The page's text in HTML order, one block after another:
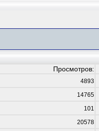
Просмотров:
4893
14765
101
20578